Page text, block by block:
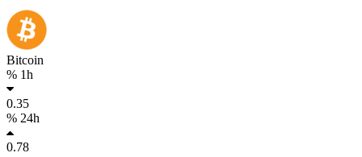
Bitcoin
% 1h
0.35
% 24h
0.78